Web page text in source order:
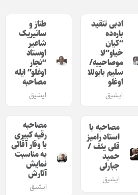
ادبی تنقید
باره‌ده
“کیان
خیاو”لا
موصاحیبه/
سلیم بابوللا
اوغلو
ایشیق
طناز و
ساتیریک
شاعیر
اوستاد
“نجار
اوغلو” ایله
مصاحبه
ایشیق
مصاحبه با
استاد رامیز
قلی یئف /
حمید
جبارلی
ایشیق
مصاحبه
رقیه کبیری
با وقار آقائی
به مناسبت
نمایش
آثارش
ایشیق